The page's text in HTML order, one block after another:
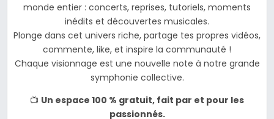
monde entier : concerts, reprises, tutoriels, moments
inédits et découvertes musicales.
Plonge dans cet univers riche, partage tes propres vidéos,
commente, like, et inspire la communauté !
Chaque visionnage est une nouvelle note à notre grande
symphonie collective.
📺 Un espace 100 % gratuit, fait par et pour les
passionnés.